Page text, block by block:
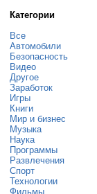
Категории
Все
Автомобили
Безопасность
Видео
Другое
Заработок
Игры
Книги
Мир и бизнес
Музыка
Наука
Программы
Развлечения
Спорт
Технологии
Фильмы